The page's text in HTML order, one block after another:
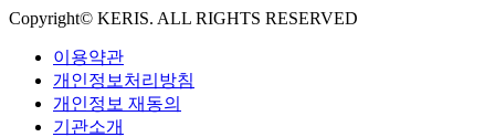
Copyright© KERIS. ALL RIGHTS RESERVED
이용약관
개인정보처리방침
개인정보 재동의
기관소개